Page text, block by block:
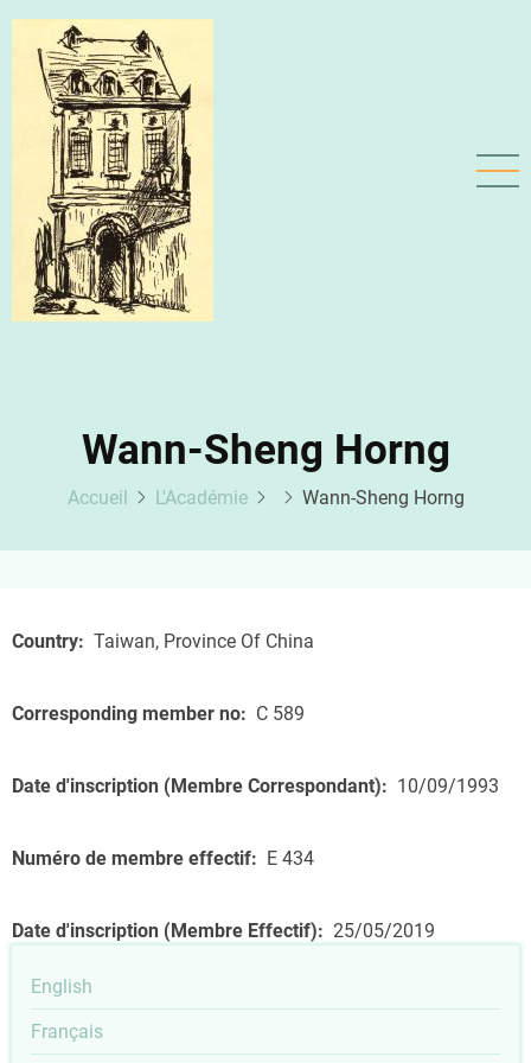
Aller
contenu
principal
Wann-Sheng Horng
Accueil L'Académie Wann-Sheng Horng
Country Taiwan, Province Of China
Corresponding member no C 589
Date d'inscription (Membre Correspondant) 10/09/1993
Numéro de membre effectif E 434
Date d'inscription (Membre Effectif) 25/05/2019
English
Français